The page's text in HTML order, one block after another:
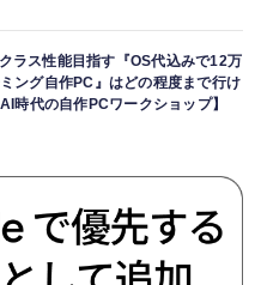
ラス性能目指す『OS代込みで12万
ング自作PC』はどの程度まで行け
時代の自作PCワークショップ】